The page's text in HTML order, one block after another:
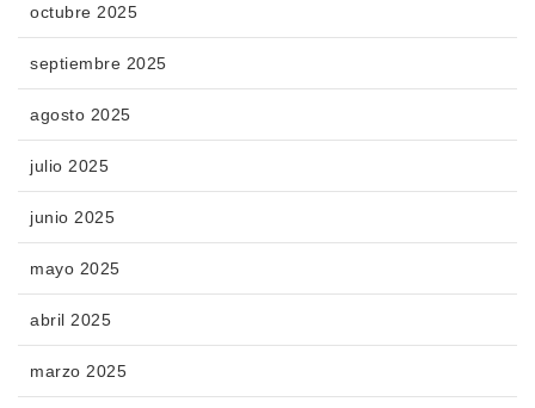
octubre 2025
septiembre 2025
agosto 2025
julio 2025
junio 2025
mayo 2025
abril 2025
marzo 2025